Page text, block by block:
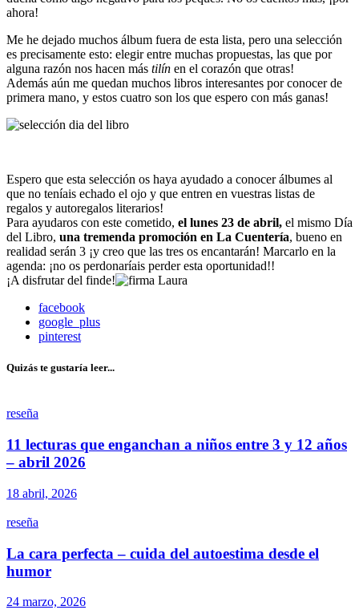
ahora!
Me he dejado muchos álbum fuera de esta lista, pero una selección
es precisamente esto: elegir entre muchas propuestas, las que por
alguna razón nos hacen más tilín en el corazón que otras!
Además aún me quedan muchos libros interesantes por conocer de
primera mano, y estos cuatro son los que espero con más ganas!
Espero que esta selección os haya ayudado a conocer álbumes al
que no teníais echado el ojo y que entren en vuestras listas de
regalos y autoregalos literarios!
Para ayudaros con este cometido, el lunes 23 de abril, el mismo Día
del Libro, una tremenda promoción en La Cuentería, bueno en
realidad serán 3 ¡y creo que las tres os encantarán! Marcarlo en la
agenda: ¡no os perdonaríais perder esta oportunidad!!
¡A disfrutar del finde!
facebook
google_plus
pinterest
Quizás te gustaría leer...
reseña
11 lecturas que enganchan a niños entre 3 y 12 años
– abril 2026
18 abril, 2026
reseña
La cara perfecta – cuida del autoestima desde el
humor
24 marzo, 2026